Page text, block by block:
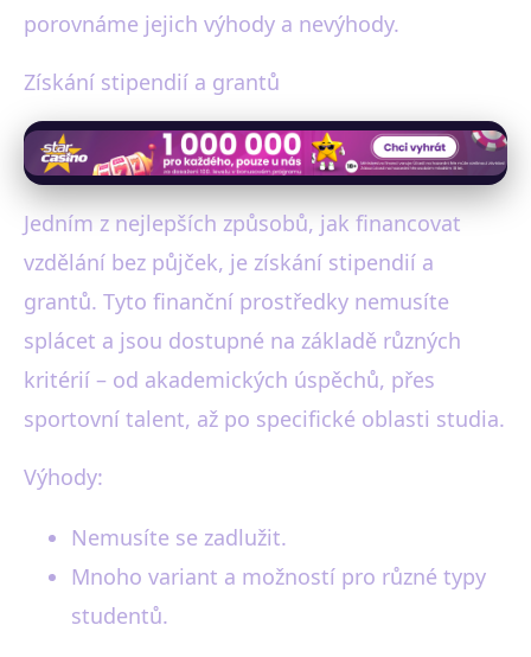
porovnáme jejich výhody a nevýhody.
Získání stipendií a grantů
Jedním z nejlepších způsobů, jak financovat
vzdělání bez půjček, je získání stipendií a
grantů. Tyto finanční prostředky nemusíte
splácet a jsou dostupné na základě různých
kritérií – od akademických úspěchů, přes
sportovní talent, až po specifické oblasti studia.
Výhody:
Nemusíte se zadlužit.
Mnoho variant a možností pro různé typy
studentů.